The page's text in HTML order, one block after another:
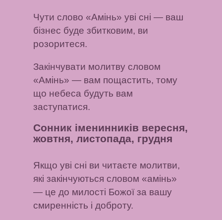
Чути слово «Амінь» уві сні — ваш
бізнес буде збитковим, ви
розоритеся.
Закінчувати молитву словом
«Амінь» — вам пощастить, тому
що небеса будуть вам
заступатися.
Сонник іменинників вересня,
жовтня, листопада, грудня
Якщо уві сні ви читаєте молитви,
які закінчуються словом «амінь»
— це до милості Божої за вашу
смиренність і доброту.